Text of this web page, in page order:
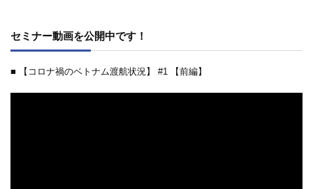
セミナー動画を公開中です！
■ 【コロナ禍のベトナム渡航状況】 #1 【前編】